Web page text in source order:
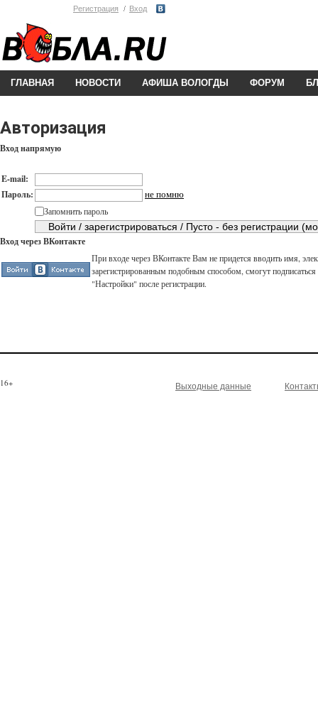
Регистрация Вход
ГЛАВНАЯ НОВОСТИ АФИША ВОЛОГДЫ ФОРУМ
Авторизация
Вход напрямую
E-mail:
Пароль:
не помню
Запомнить пароль
Вход через ВКонтакте
При входе через ВКонтакте Вам не придется вводить имя,
зарегистрированным подобным способом, смогут
"Настройки" после регистрации.
16+ Выходные данные